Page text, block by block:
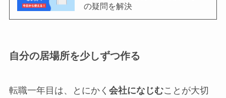
の疑問を解決
自分の居場所を少しずつ作る
転職一年目は、とにかく 会社になじむことが大切